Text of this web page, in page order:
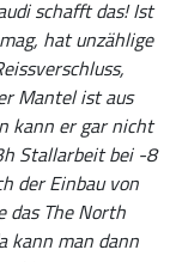
schafft das! Ist
hat unzählige
Mantel ist aus
kann er gar nicht
Stallarbeit bei -8
der Einbau von
das The North
kann man dann